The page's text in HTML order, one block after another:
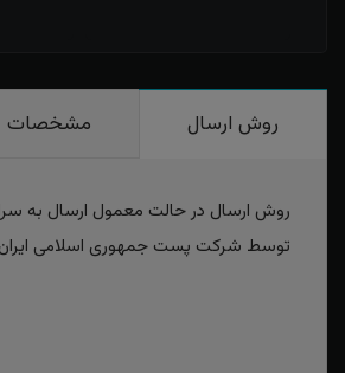
روش ارسال مشخصات
روش ارسال در حالت معمول ارسال به
توسط شرکت پست جمهوری اسلامی